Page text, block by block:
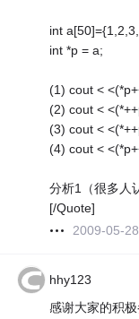
int
int *p = a;
(1) cout <
(2) cout <
(3) cout <
(4) cout <
分析1（很多人
[/Quote]
2009-05-28
hhy123
感谢大家的积